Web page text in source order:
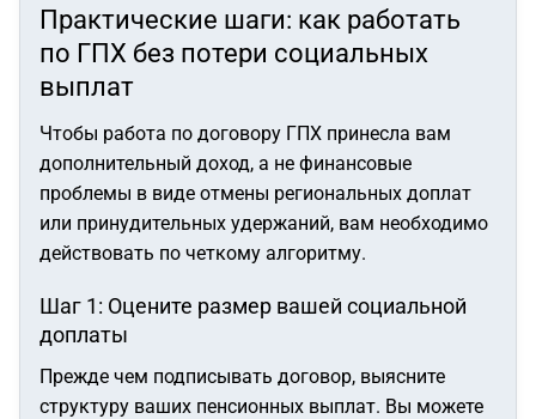
Практические шаги: как работать
по ГПХ без потери социальных
выплат
Чтобы работа по договору ГПХ принесла вам
дополнительный доход, а не финансовые
проблемы в виде отмены региональных доплат
или принудительных удержаний, вам необходимо
действовать по четкому алгоритму.
Шаг 1: Оцените размер вашей социальной
доплаты
Прежде чем подписывать договор, выясните
структуру ваших пенсионных выплат. Вы можете